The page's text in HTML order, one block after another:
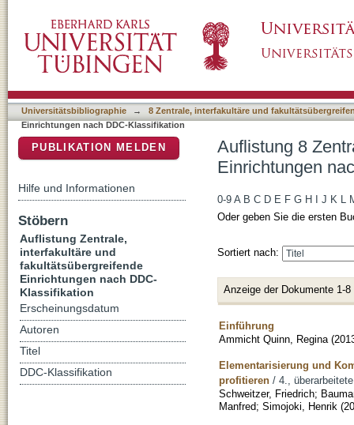
Klassifikation "230"
Universitätsbibliographie →
8 Zentrale, interfakultäre und
Einrichtungen nach DDC-Klassifikation
Auflistung 8
Einrichtungen
0-9 A B C D E F G H J K L
Oder geben Sie die ersten
Sortiert nach:
Anzeige der Dokumente 1-8
Einführung
Ammicht Quinn, Regina (
Elementarisierung und
profitieren / 4.,
Schweitzer, Friedrich;
Manfred; Simojoki, Henrik (
PUBLIKATION MELDEN
Hilfe und Informationen
Stöbern
Auflistung Zentrale,
interfakultäre und
fakultätsübergreifende
Einrichtungen nach DDC-
Klassifikation
Erscheinungsdatum
Autoren
Titel
DDC-Klassifikation